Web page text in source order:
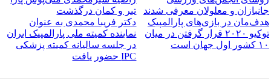
جانبازان و معلولان معرفی شدند
تیر و کمان درگذشت
هدف‌مان در بازی‌های پارالمپیک
توکیو ۲۰۲۰ قرار گرفتن در میان
۱۰ کشور اول جهان است
دکتر فریبا محمدی به عنوان
نماینده کمیته ملی پارالمپیک ایران
در جلسه سالیانه کمیته پزشکی
IPC حضور یافت